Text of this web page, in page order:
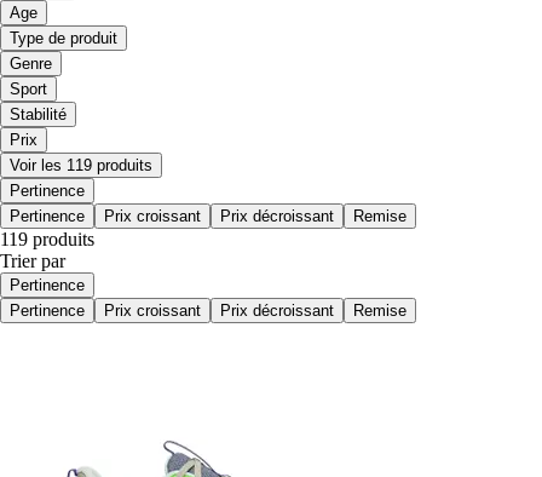
Age
Type de produit
Genre
Sport
Stabilité
Prix
Voir les 119 produits
Pertinence
Pertinence
Prix croissant Prix décroissant Remise
119 produits
Trier par
Pertinence
Pertinence
Prix croissant Prix décroissant Remise